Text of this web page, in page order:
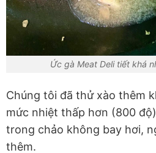
Ức gà Meat Deli tiết khá
Chúng tôi đã thử xào thêm
mức nhiệt thấp hơn (800
trong chảo không bay hơi,
thêm.